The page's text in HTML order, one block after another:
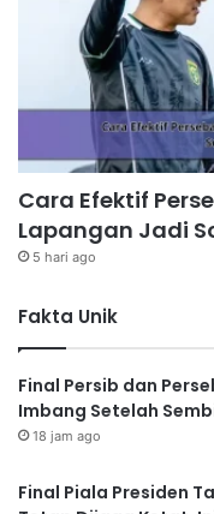
Cara Efektif
Lapangan Jadi
5 hari ago
Fakta Unik
Final Persib dan
Imbang Setelah
18 jam ago
Final Piala Presiden